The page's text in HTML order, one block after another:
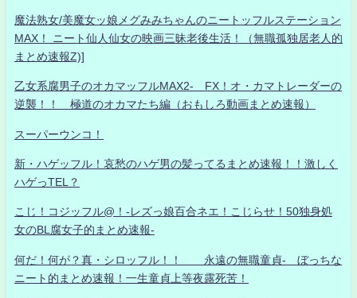
魔法熟女/美魔女ッ娘メグみみちゃんのニートッフルステーション
MAX！ ニート仙人仙女の映画三昧老後生活！（無職孤独居老人的
まとめ速報Z)]
乙女系腐男子のオカマッフルMAX2- FX！オ・カマトレーダーの
逆襲！！ 極道のオカマたち編（おもしろ動画まとめ速報）
スーパーウンコ！
新・ハゲッフル！哀愁のハゲ男の髪ってるまとめ速報！！激しく
ハゲっTEL？
こじ！コジッフル@！-レズっ娘百合ネエ！こじらせ！50独身処
女のBL腐女子的まとめ速報-
何だ！何が？真・シロッフル！！ 永遠の無職童貞- ぼっちな
ニート的まとめ速報！一生童貞上等夜露死苦！